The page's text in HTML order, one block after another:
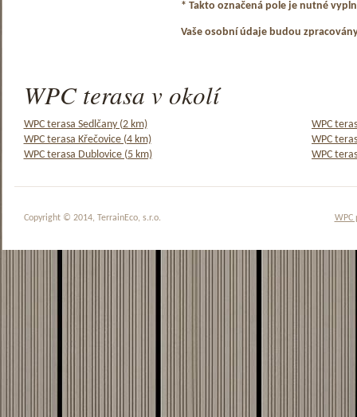
* Takto označená pole je nutné
Vaše osobní údaje budou
WPC terasa v okolí
WPC terasa Sedlčany (2 km)
WPC
WPC terasa Křečovice (4 km)
WPC
WPC terasa Dublovice (5 km)
WPC
WPC
Copyright © 2014, TerrainEco, s.r.o.